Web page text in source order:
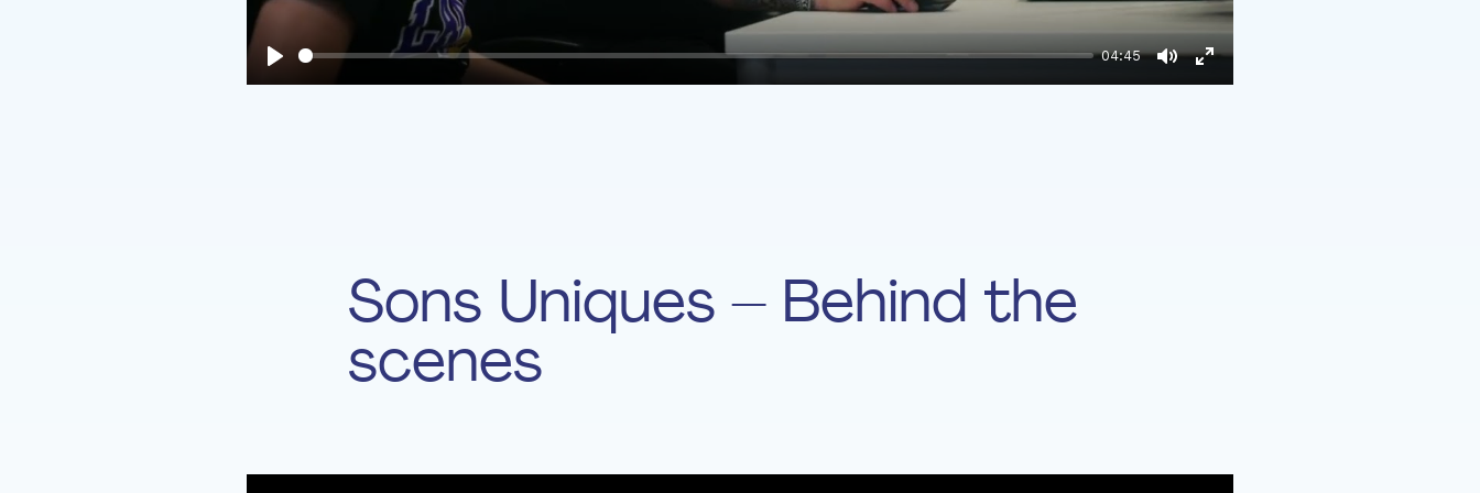
Play
04:45
MuteEnter
Sons Uniques – Behind the
scenes